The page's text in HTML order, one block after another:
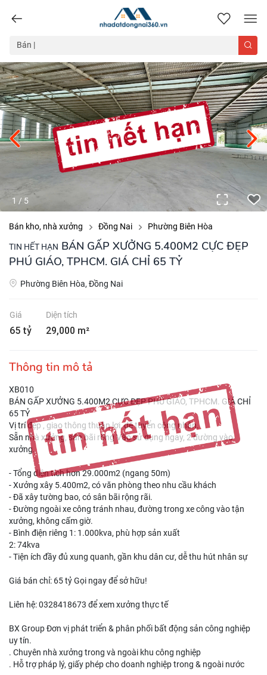
nhadatdongnai360.vn
1 / 5
Bán kho, nhà xưởng Đồng Nai Phường Biên Hòa
TIN HẾT HẠN BÁN GẤP XƯỞNG 5.400M2 CỰC ĐẸP
PHÚ GIÁO, TPHCM. GIÁ CHỈ 65 TỶ
Phường Biên Hòa, Đồng Nai
Giá
65 tỷ
Diện tích
29,000 m²
Thông tin mô tả
XB010
BÁN GẤP XƯỞNG 5.400M2 CỰC ĐẸP PHÚ GIÁO, TPHCM. GIÁ CHỈ
65 TỶ
Vị trí đẹp , giao thông thuận lợi, dễ tuyển công nhân.
Sẵn nhà xưởng, sân bãi rộng Vào sử dụng ngay, 2 đường vào
xưởng.
- Tổng diện tích hơn 29.000m2 (ngang 50m)
- Xưởng xây 5.400m2, có văn phòng theo nhu cầu khách
- Đã xây tường bao, có sân bãi rộng rãi.
- Đường ngoài xe công tránh nhau, đường trong xe công vào tận
xưởng, không cấm giờ.
- Bình điện riêng 1: 1.000kva, phù hợp sản xuất
2: 74kva
- Tiện ích đầy đủ xung quanh, gần khu dân cư, dễ thu hút nhân sự
Giá bán chỉ: 65 tỷ Gọi ngay để sở hữu!
Liên hệ: 0328418673 để xem xưởng thực tế
BX Group Đơn vị phát triển & phân phối bất động sản công nghiệp
uy tín.
. Chuyên nhà xưởng trong và ngoài khu công nghiệp
. Hỗ trợ pháp lý, giấy phép cho doanh nghiệp trong & ngoài nước